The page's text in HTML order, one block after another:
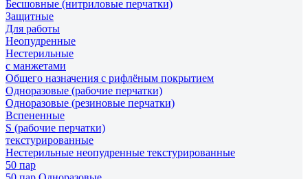
Бесшовные (нитриловые перчатки)
Защитные
Для работы
Неопудренные
Нестерильные
с манжетами
Общего назначения с рифлёным покрытием
Одноразовые (рабочие перчатки)
Одноразовые (резиновые перчатки)
Вспененные
S (рабочие перчатки)
текстурированные
Нестерильные неопудренные текстурированные
50 пар